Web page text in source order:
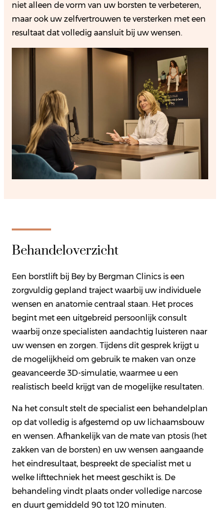
niet alleen de vorm van uw borsten te verbeteren,
maar ook uw zelfvertrouwen te versterken met een
resultaat dat volledig aansluit bij uw wensen.
Behandeloverzicht
Een borstlift bij Bey by Bergman Clinics is een
zorgvuldig gepland traject waarbij uw individuele
wensen en anatomie centraal staan. Het proces
begint met een uitgebreid persoonlijk consult
waarbij onze specialisten aandachtig luisteren naar
uw wensen en zorgen. Tijdens dit gesprek krijgt u
de mogelijkheid om gebruik te maken van onze
geavanceerde 3D-simulatie, waarmee u een
realistisch beeld krijgt van de mogelijke resultaten.
Na het consult stelt de specialist een behandelplan
op dat volledig is afgestemd op uw lichaamsbouw
en wensen. Afhankelijk van de mate van ptosis (het
zakken van de borsten) en uw wensen aangaande
het eindresultaat, bespreekt de specialist met u
welke lifttechniek het meest geschikt is. De
behandeling vindt plaats onder volledige narcose
en duurt gemiddeld 90 tot 120 minuten.